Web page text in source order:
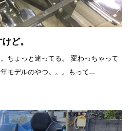
ど。
ちょっと違ってる。 変わっちゃって
モデルのやつ。。。もって...